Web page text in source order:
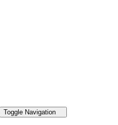
Toggle Navigation